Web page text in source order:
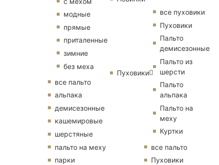
модные
прямые
приталенные
зимние
без меха
все пальто
альпака
демисезонные
кашемировые
шерстяные
пальто на меху
парки
Пуховики
все пуховики
Пуховики
Пальто
демисезонные
Пальто из
шерсти
Пальто
альпака
Пальто на
меху
Куртки
все пальто
Пуховики